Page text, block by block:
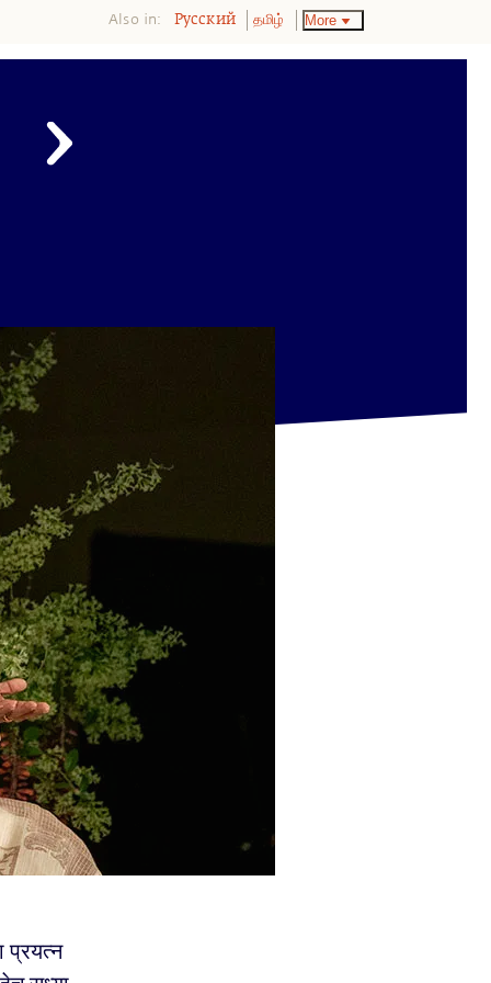
Also in: Pусский தமிழ் More
प्रयत्न